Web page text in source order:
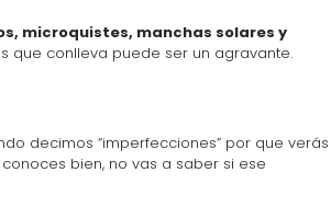
microquistes, manchas solares y
que conlleva puede ser un agravante.
decimos “imperfecciones” por que verás
bien, no vas a saber si ese